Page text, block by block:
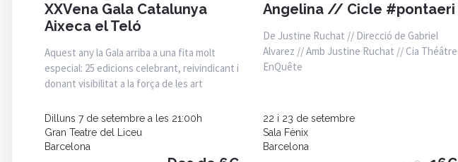
XXVena Gala Catalunya
Aixeca el Teló
Aquest any la Gala arriba a una fita molt
especial: 25 edicions celebrant, reivindicant i
donant visibilitat a la força de les art
Dilluns 7 de setembre a les 21:00h
Gran Teatre del Liceu
Barcelona
Angelina // Cicle #pontaeri
De Justine Ruchat // Direcció de Gabriel
Alvarez // Amb Justine Ruchat // Cia Théâtre
EnQuête
22 i 23 de setembre
Sala Fènix
Barcelona